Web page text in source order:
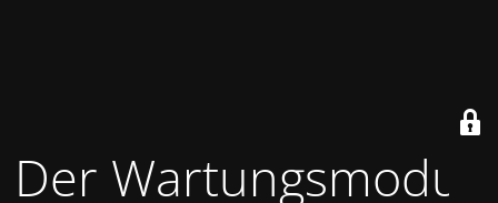
Der Wartungsmodus